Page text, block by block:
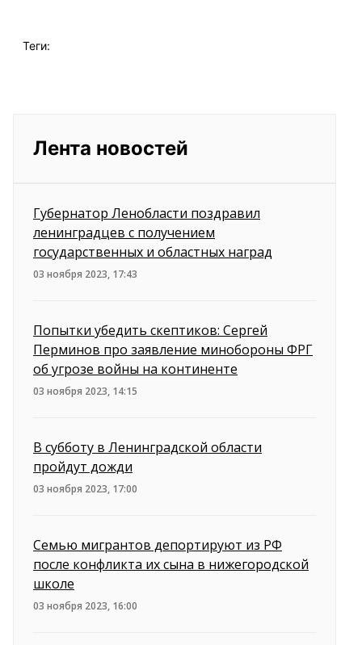
Теги:
Лента новостей
Губернатор Ленобласти поздравил
ленинградцев с получением
государственных и областных наград
03 ноября 2023, 17:43
Попытки убедить скептиков: Сергей
Перминов про заявление минобороны ФРГ
об угрозе войны на континенте
03 ноября 2023, 14:15
В субботу в Ленинградской области
пройдут дожди
03 ноября 2023, 17:00
Семью мигрантов депортируют из РФ
после конфликта их сына в нижегородской
школе
03 ноября 2023, 16:00